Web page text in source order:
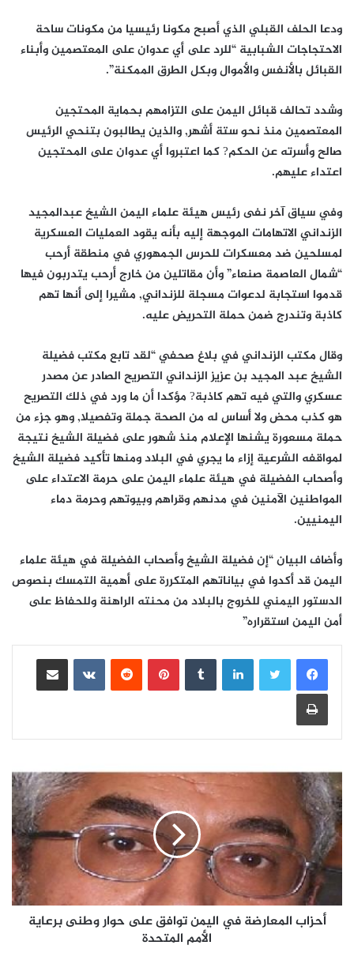
ودعا الحلف القبلي الذي أصبح مكونا رئيسيا من مكونات ساحة
الاحتجاجات الشبابية “للرد على أي عدوان على المعتصمين وأبناء
القبائل بالأنفس والأموال وبكل الطرق الممكنة”.
وشدد تحالف قبائل اليمن على التزامهم بحماية المحتجين
المعتصمين منذ نحو ستة أشهر, والذين يطالبون بتنحي الرئيس
صالح وأسرته عن الحكم? كما اعتبروا أي عدوان على المحتجين
اعتداء عليهم.
وفي سياق آخر نفى رئيس هيئة علماء اليمن الشيخ عبدالمجيد
الزنداني الاتهامات الموجهة إليه بأنه يقود العمليات العسكرية
لمسلحين ضد معسكرات للحرس الجمهوري في منطقة أرحب
“شمال العاصمة صنعاء” وأن مقاتلين من خارج أرحب يتدربون فيها
قدموا استجابة لدعوات مسجلة للزنداني, مشيرا إلى أنها تهم
كاذبة وتندرج ضمن حملة التحريض عليه.
وقال مكتب الزنداني في بلاغ صحفي “لقد تابع مكتب فضيلة
الشيخ عبد المجيد بن عزيز الزنداني التصريح الصادر عن مصدر
عسكري والتي فيه تهم كاذبة? مؤكدا أن ما ورد في ذلك التصريح
هو كذب محض ولا أساس له من الصحة جملة وتفصيلا, وهو جزء من
حملة مسعورة يشنها الإعلام منذ شهور على فضيلة الشيخ نتيجة
لمواقفه الشرعية إزاء ما يجري في البلاد ومنها تأكيد فضيلة الشيخ
وأصحاب الفضيلة في هيئة علماء اليمن على حرمة الاعتداء على
المواطنين الآمنين في مدنهم وقراهم وبيوتهم وحرمة دماء
اليمنيين.
وأضاف البيان “إن فضيلة الشيخ وأصحاب الفضيلة في هيئة علماء
اليمن قد أكدوا في بياناتهم المتكررة على أهمية التمسك بنصوص
الدستور اليمني للخروج بالبلاد من محنته الراهنة وللحفاظ على
أمن اليمن استقراره”
لينكدإن بينتيريست
مشاركة عبر البريد
طباعة
أحزاب المعارضة في اليمن توافق على حوار وطنى برعاية
الأمم المتحدة